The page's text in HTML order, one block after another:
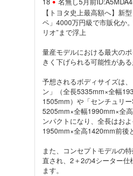
【トヨタ史上最高額へ】新
ペ」4000万円級で市販化か
リオ”まで浮上
量産モデルにおける最大の
きく下げられる可能性がある
予想されるボディサイズは
ン」（全長5335mm×全幅
1505mm）や「センチュリ
5205mm×全幅1990mm×全
ンパクトになり、全長はお
1950mm×全高1420mm前後
また、コンセプトモデルの
直され、2＋2の4シーター仕
ます。